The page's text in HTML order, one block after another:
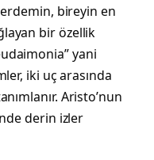
erdemin, bireyin en
bir özellik
yani
iki uç arasında
Aristo’nun
derin izler